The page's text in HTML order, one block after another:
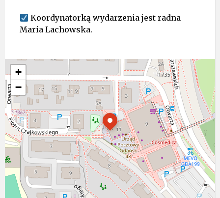
Koordynatorką wydarzenia jest radna
Maria Lachowska.
+
−